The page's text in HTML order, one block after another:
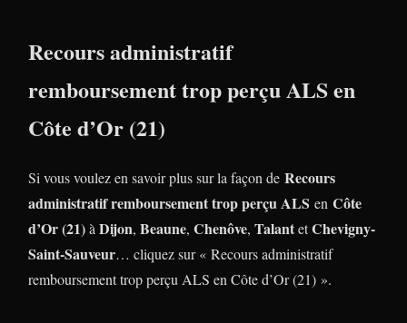
Recours administratif
remboursement trop perçu ALS en
Côte d’Or (21)
Si vous voulez en savoir plus sur la façon de Recours
administratif remboursement trop perçu ALS en Côte
d’Or (21)à Dijon, Beaune, Chenôve, TalantetChevigny-
Saint-Sauveur… cliquez sur « Recours administratif
remboursement trop perçu ALS en Côte d’Or (21) ».